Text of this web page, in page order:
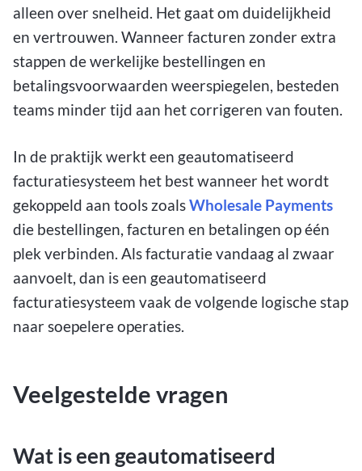
alleen over snelheid. Het gaat om duidelijkheid
en vertrouwen. Wanneer facturen zonder extra
stappen de werkelijke bestellingen en
betalingsvoorwaarden weerspiegelen, besteden
teams minder tijd aan het corrigeren van fouten.
In de praktijk werkt een geautomatiseerd
facturatiesysteem het best wanneer het wordt
gekoppeld aan tools zoalsWholesale Payments
die bestellingen, facturen en betalingen op één
plek verbinden. Als facturatie vandaag al zwaar
aanvoelt, dan is een geautomatiseerd
facturatiesysteem vaak de volgende logische stap
naar soepelere operaties.
Veelgestelde vragen
Wat is een geautomatiseerd